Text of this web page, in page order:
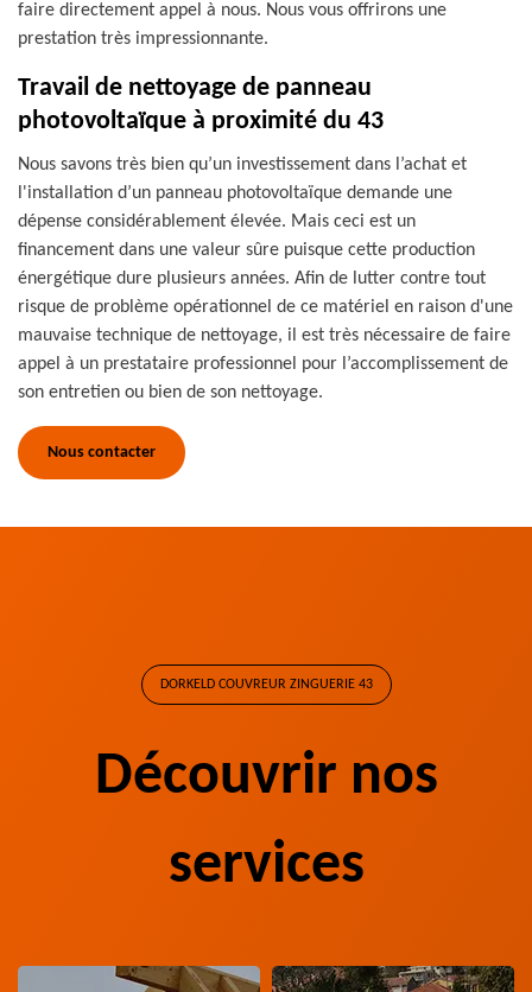
faire directement appel à nous. Nous vous offrirons une
prestation très impressionnante.
Travail de nettoyage de panneau
photovoltaïque à proximité du 43
Nous savons très bien qu’un investissement dans l’achat et
l'installation d’un panneau photovoltaïque demande une
dépense considérablement élevée. Mais ceci est un
financement dans une valeur sûre puisque cette production
énergétique dure plusieurs années. Afin de lutter contre tout
risque de problème opérationnel de ce matériel en raison d'une
mauvaise technique de nettoyage, il est très nécessaire de faire
appel à un prestataire professionnel pour l’accomplissement de
son entretien ou bien de son nettoyage.
Nous contacter
DORKELD COUVREUR ZINGUERIE 43
Découvrir nos
services